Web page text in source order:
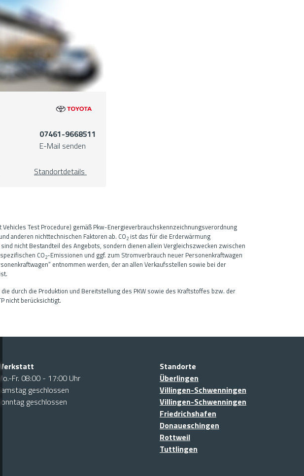
07461-9668511
E-Mail senden
Standortdetails
Test Procedure) gemäß Pkw-Energieverbrauchskennzeichnungsverordnung
anderen nichttechnischen Faktoren ab. CO2 ist das für die Erderwärmung
nicht Bestandteil des Angebots, sondern dienen allein Vergleichszwecken zwischen
CO2-Emissionen und ggf. zum Stromverbrauch neuer Personenkraftwagen
entnommen werden, der an allen Verkaufsstellen sowie bei der
durch die Produktion und Bereitstellung des PKW sowie des Kraftstoffes bzw. der
nicht berücksichtigt.
Mo.-Fr. 08:00 - 17:00 Uhr
Samstag geschlossen
Sonntag geschlossen
Standorte
Überlingen
Villingen-Schwenningen
Villingen-Schwenningen
Friedrichshafen
Donaueschingen
Rottweil
Tuttlingen